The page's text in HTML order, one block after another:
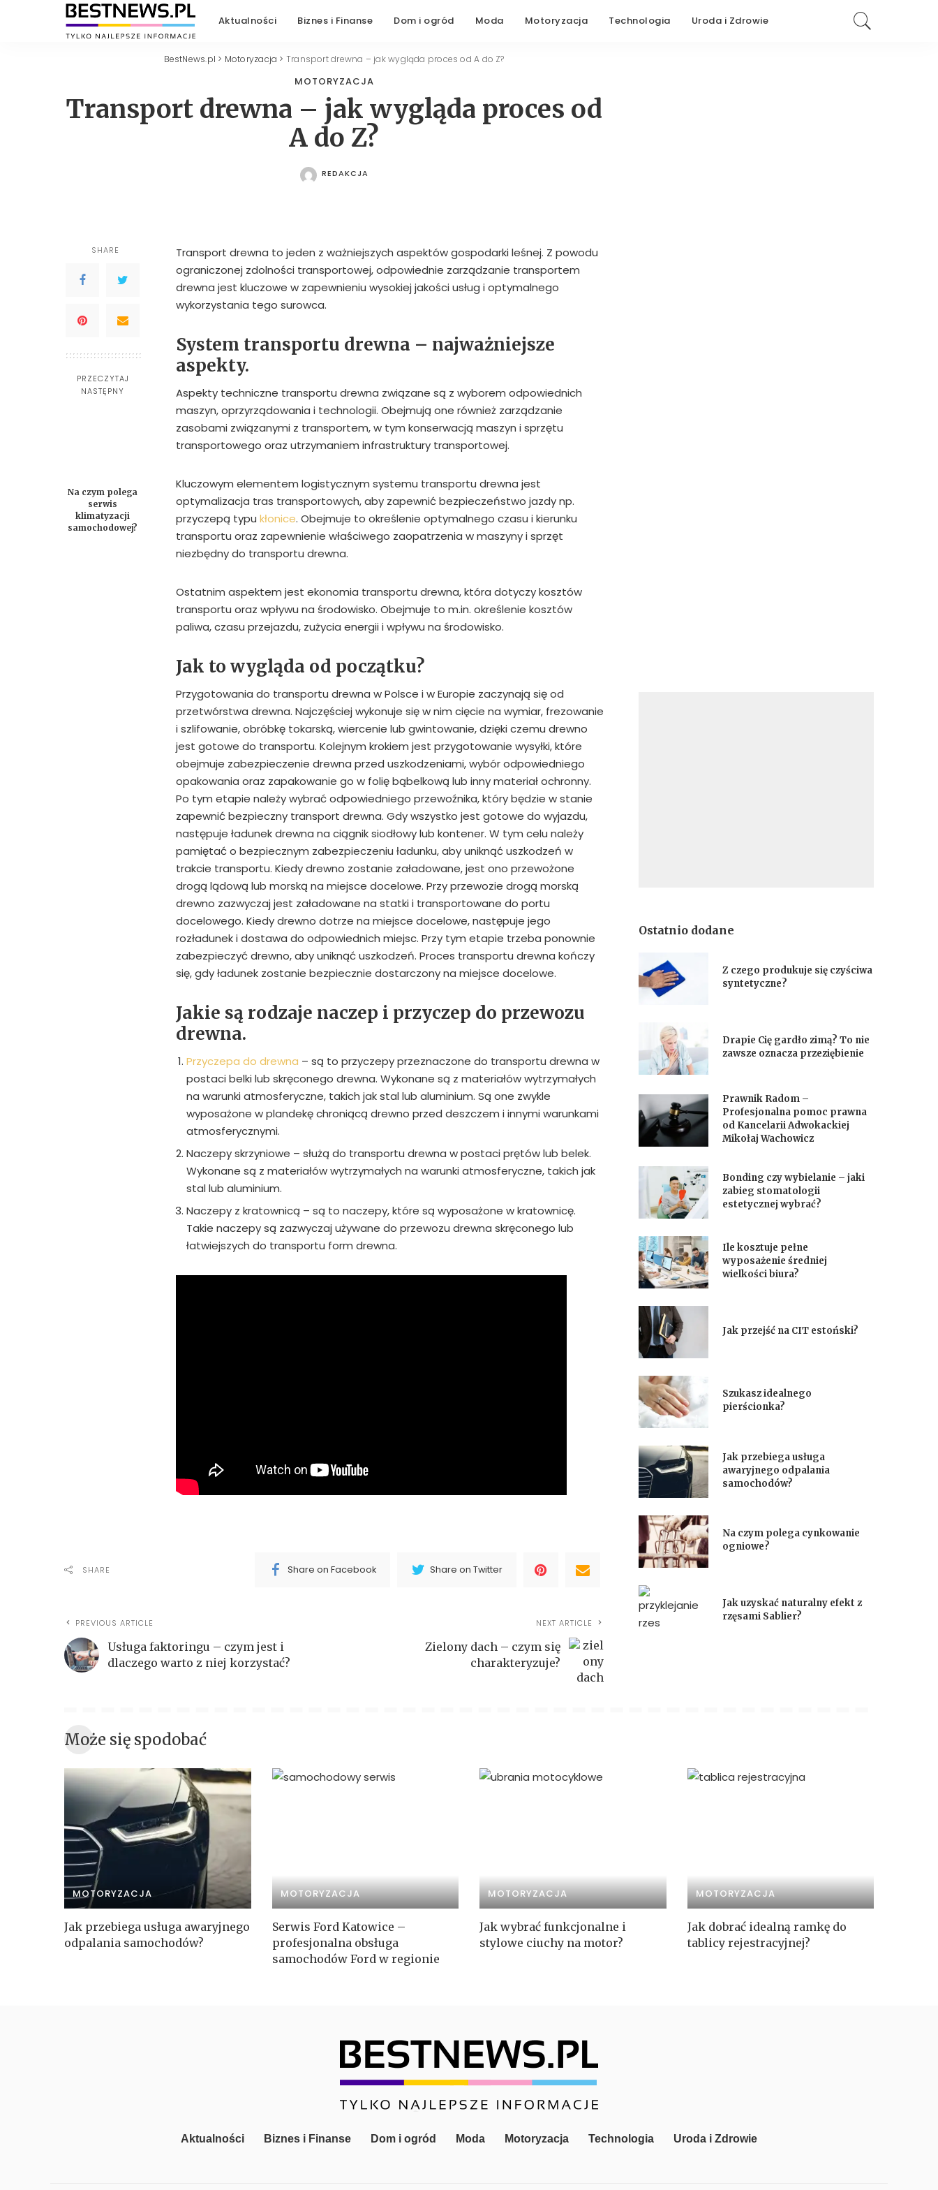
Aktualności Biznes i Finanse Dom i ogród Moda Motoryzacja Technologia Uroda i Zdrowie
BestNews.pl > Motoryzacja > Transport drewna – jak wygląda proces od A do Z?
MOTORYZACJA
Transport drewna – jak wygląda proces od
A do Z?
POSTED
REDAKCJA
SHARE
PRZECZYTAJ
NASTĘPNY
Na czym polega
serwis
klimatyzacji
samochodowej?
Transport drewna to jeden z ważniejszych aspektów gospodarki leśnej. Z powodu
ograniczonej zdolności transportowej, odpowiednie zarządzanie transportem
drewna jest kluczowe w zapewnieniu wysokiej jakości usług i optymalnego
wykorzystania tego surowca.
System transportu drewna – najważniejsze
aspekty.
Aspekty techniczne transportu drewna związane są z wyborem odpowiednich
maszyn, oprzyrządowania i technologii. Obejmują one również zarządzanie
zasobami związanymi z transportem, w tym konserwacją maszyn i sprzętu
transportowego oraz utrzymaniem infrastruktury transportowej.
Kluczowym elementem logistycznym systemu transportu drewna jest
optymalizacja tras transportowych, aby zapewnić bezpieczeństwo jazdy np.
przyczepą typu kłonice. Obejmuje to określenie optymalnego czasu i kierunku
transportu oraz zapewnienie właściwego zaopatrzenia w maszyny i sprzęt
niezbędny do transportu drewna.
Ostatnim aspektem jest ekonomia transportu drewna, która dotyczy kosztów
transportu oraz wpływu na środowisko. Obejmuje to m.in. określenie kosztów
paliwa, czasu przejazdu, zużycia energii i wpływu na środowisko.
Jak to wygląda od początku?
Przygotowania do transportu drewna w Polsce i w Europie zaczynają się od
przetwórstwa drewna. Najczęściej wykonuje się w nim cięcie na wymiar, frezowanie
i szlifowanie, obróbkę tokarską, wiercenie lub gwintowanie, dzięki czemu drewno
jest gotowe do transportu. Kolejnym krokiem jest przygotowanie wysyłki, które
obejmuje zabezpieczenie drewna przed uszkodzeniami, wybór odpowiedniego
opakowania oraz zapakowanie go w folię bąbelkową lub inny materiał ochronny.
Po tym etapie należy wybrać odpowiedniego przewoźnika, który będzie w stanie
zapewnić bezpieczny transport drewna. Gdy wszystko jest gotowe do wyjazdu,
następuje ładunek drewna na ciągnik siodłowy lub kontener. W tym celu należy
pamiętać o bezpiecznym zabezpieczeniu ładunku, aby uniknąć uszkodzeń w
trakcie transportu. Kiedy drewno zostanie załadowane, jest ono przewożone
drogą lądową lub morską na miejsce docelowe. Przy przewozie drogą morską
drewno zazwyczaj jest załadowane na statki i transportowane do portu
docelowego. Kiedy drewno dotrze na miejsce docelowe, następuje jego
rozładunek i dostawa do odpowiednich miejsc. Przy tym etapie trzeba ponownie
zabezpieczyć drewno, aby uniknąć uszkodzeń. Proces transportu drewna kończy
się, gdy ładunek zostanie bezpiecznie dostarczony na miejsce docelowe.
Jakie są rodzaje naczep i przyczep do przewozu
drewna.
Przyczepa do drewna – są to przyczepy przeznaczone do transportu drewna w
postaci belki lub skręconego drewna. Wykonane są z materiałów wytrzymałych
na warunki atmosferyczne, takich jak stal lub aluminium. Są one zwykle
wyposażone w plandekę chroniącą drewno przed deszczem i innymi warunkami
atmosferycznymi.
Naczepy skrzyniowe – służą do transportu drewna w postaci prętów lub belek.
Wykonane są z materiałów wytrzymałych na warunki atmosferyczne, takich jak
stal lub aluminium.
Naczepy z kratownicą – są to naczepy, które są wyposażone w kratownicę.
Takie naczepy są zazwyczaj używane do przewozu drewna skręconego lub
łatwiejszych do transportu form drewna.
SHARE Share on Facebook Share on Twitter
PREVIOUS ARTICLE
Usługa faktoringu – czym jest i
dlaczego warto z niej korzystać?
NEXT ARTICLE
Zielony dach – czym się
charakteryzuje?
Ostatnio dodane
Z czego produkuje się czyściwa
syntetyczne?
Drapie Cię gardło zimą? To nie
zawsze oznacza przeziębienie
Prawnik Radom –
Profesjonalna pomoc prawna
od Kancelarii Adwokackiej
Mikołaj Wachowicz
Bonding czy wybielanie – jaki
zabieg stomatologii
estetycznej wybrać?
Ile kosztuje pełne
wyposażenie średniej
wielkości biura?
Jak przejść na CIT estoński?
Szukasz idealnego
pierścionka?
Jak przebiega usługa
awaryjnego odpalania
samochodów?
Na czym polega cynkowanie
ogniowe?
Jak uzyskać naturalny efekt z
rzęsami Sablier?
Może się spodobać
MOTORYZACJA
Jak przebiega usługa awaryjnego
odpalania samochodów?
MOTORYZACJA
Serwis Ford Katowice –
profesjonalna obsługa
samochodów Ford w regionie
MOTORYZACJA
Jak wybrać funkcjonalne i
stylowe ciuchy na motor?
MOTORYZACJA
Jak dobrać idealną ramkę do
tablicy rejestracyjnej?
Aktualności Biznes i Finanse Dom i ogród Moda Motoryzacja Technologia Uroda i Zdrowie